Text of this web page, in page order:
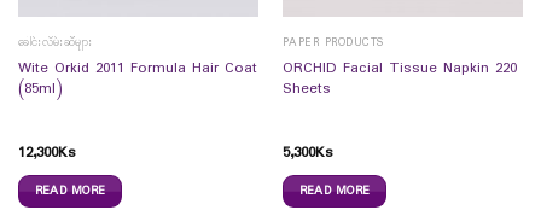
ခေါင်းလိမ်းဆီများ
Wite Orkid 2011 Formula Hair Coat
(85ml)
12,300Ks
READ MORE
PAPER PRODUCTS
ORCHID Facial Tissue Napkin 220
Sheets
5,300Ks
READ MORE